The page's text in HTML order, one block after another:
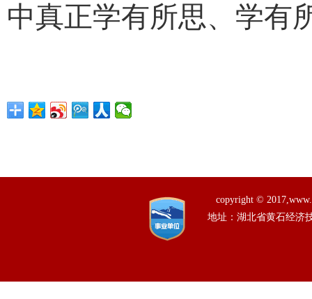
中真正学有所思、学有
copyright ©
地址：湖北省黄石经济